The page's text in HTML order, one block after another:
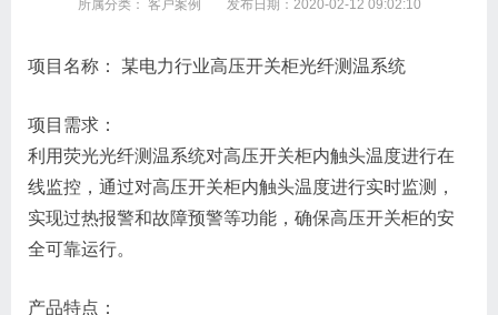
所属分类： 客户案例 发布日期：2020-02-12 09:02:10
项目名称： 某电力行业高压开关柜光纤测温系统
项目需求：
利用荧光光纤测温系统对高压开关柜内触头温度进行在
线监控，通过对高压开关柜内触头温度进行实时监测，
实现过热报警和故障预警等功能，确保高压开关柜的安
全可靠运行。
产品特点：